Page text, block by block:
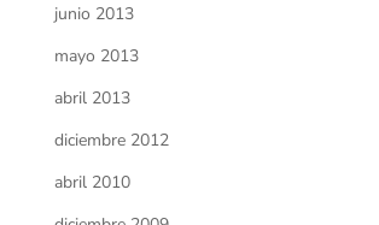
junio 2013
mayo 2013
abril 2013
diciembre 2012
abril 2010